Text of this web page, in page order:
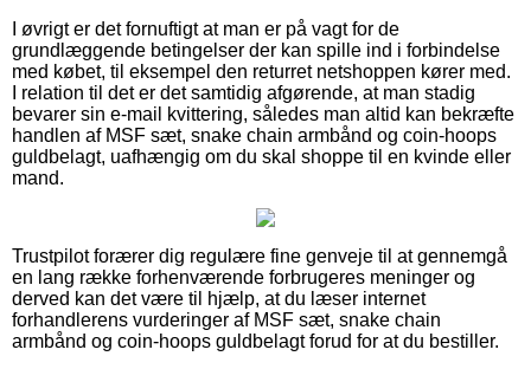
I øvrigt er det fornuftigt at man er på vagt for de
grundlæggende betingelser der kan spille ind i forbindelse
med købet, til eksempel den returret netshoppen kører med.
I relation til det er det samtidig afgørende, at man stadig
bevarer sin e-mail kvittering, således man altid kan bekræfte
handlen af MSF sæt, snake chain armbånd og coin-hoops
guldbelagt, uafhængig om du skal shoppe til en kvinde eller
mand.
Trustpilot forærer dig regulære fine genveje til at gennemgå
en lang række forhenværende forbrugeres meninger og
derved kan det være til hjælp, at du læser internet
forhandlerens vurderinger af MSF sæt, snake chain
armbånd og coin-hoops guldbelagt forud for at du bestiller.